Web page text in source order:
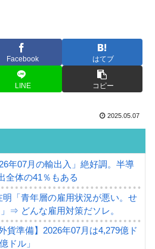
Facebook はてブ
LINE コピー
2025.05.07
年07月の輸出入」絶好調。半導
全体の41％もある
明「青年層の雇用状況が悪い。せ
⇒ どんな雇用対策だソレ。
貨準備】2026年07月は4,279億ド
ドル」